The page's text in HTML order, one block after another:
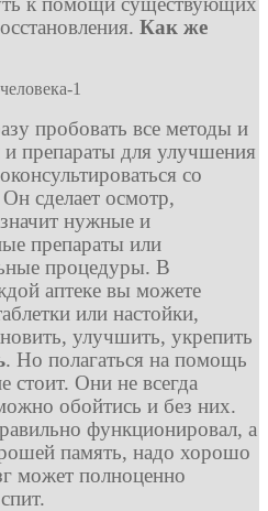
Как же
пробовать все методы и
и препараты для улучшения
со
сделает осмотр,
нужные и
препараты или
процедуры. В
аптеке вы можете
или настойки,
улучшить, укрепить
. Но полагаться на помощь
стоит. Они не всегда
обойтись и без них.
функционировал, а
память, надо хорошо
может полноценно